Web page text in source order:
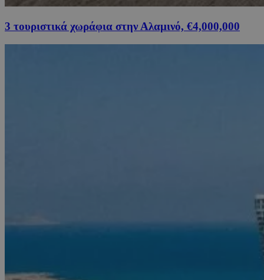
3 τουριστικά χωράφια στην Αλαμινό, €4,000,000